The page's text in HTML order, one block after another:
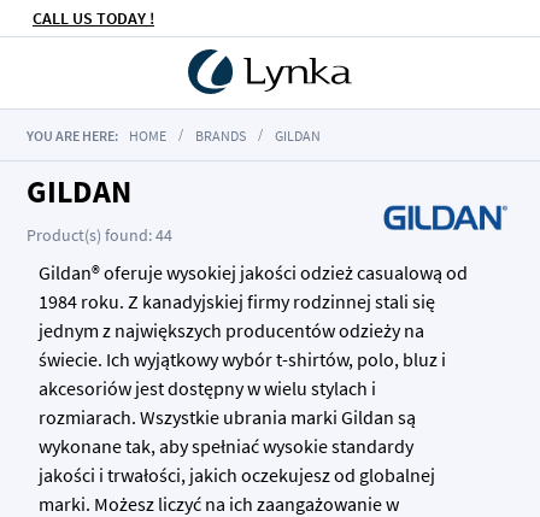
CALL US TODAY !
YOU ARE HERE: HOME BRANDS GILDAN
GILDAN
Product(s) found: 44
Gildan® oferuje wysokiej jakości odzież casualową od
1984 roku. Z kanadyjskiej firmy rodzinnej stali się
jednym z największych producentów odzieży na
świecie. Ich wyjątkowy wybór t-shirtów, polo, bluz i
akcesoriów jest dostępny w wielu stylach i
rozmiarach. Wszystkie ubrania marki Gildan są
wykonane tak, aby spełniać wysokie standardy
jakości i trwałości, jakich oczekujesz od globalnej
marki. Możesz liczyć na ich zaangażowanie w